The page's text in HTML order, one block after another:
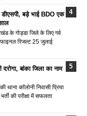
बड़े भाई BDO एक
के गोड्डा जिले के लिए गर्व
फाइनल रिजल्ट 25 जुलाई
बांका जिला का नाम
थाना कॉलोनी निवासी प्रिया
की परीक्षा में सफलता